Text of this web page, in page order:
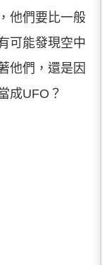
他們要比一般
可能發現空中
他們，還是因
成UFO？